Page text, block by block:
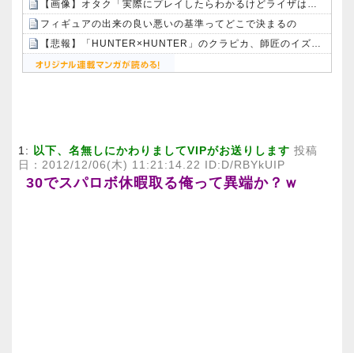
【画像】オタク「実際にプレイしたらわかるけどライザは友達って感じで性的な目では見れないｗ」←これｗｗｗｗ：26/08/06のニュース
フィギュアの出来の良い悪いの基準ってどこで決まるの
【悲報】「HUNTER×HUNTER」のクラピカ、師匠のイズナビに対する態度が本当に酷い！！
1: 以下、名無しにかわりましてVIPがお送りします 投稿
日：2012/12/06(木) 11:21:14.22 ID:D/RBYkUIP
30でスパロボ休暇取る俺って異端か？ｗ